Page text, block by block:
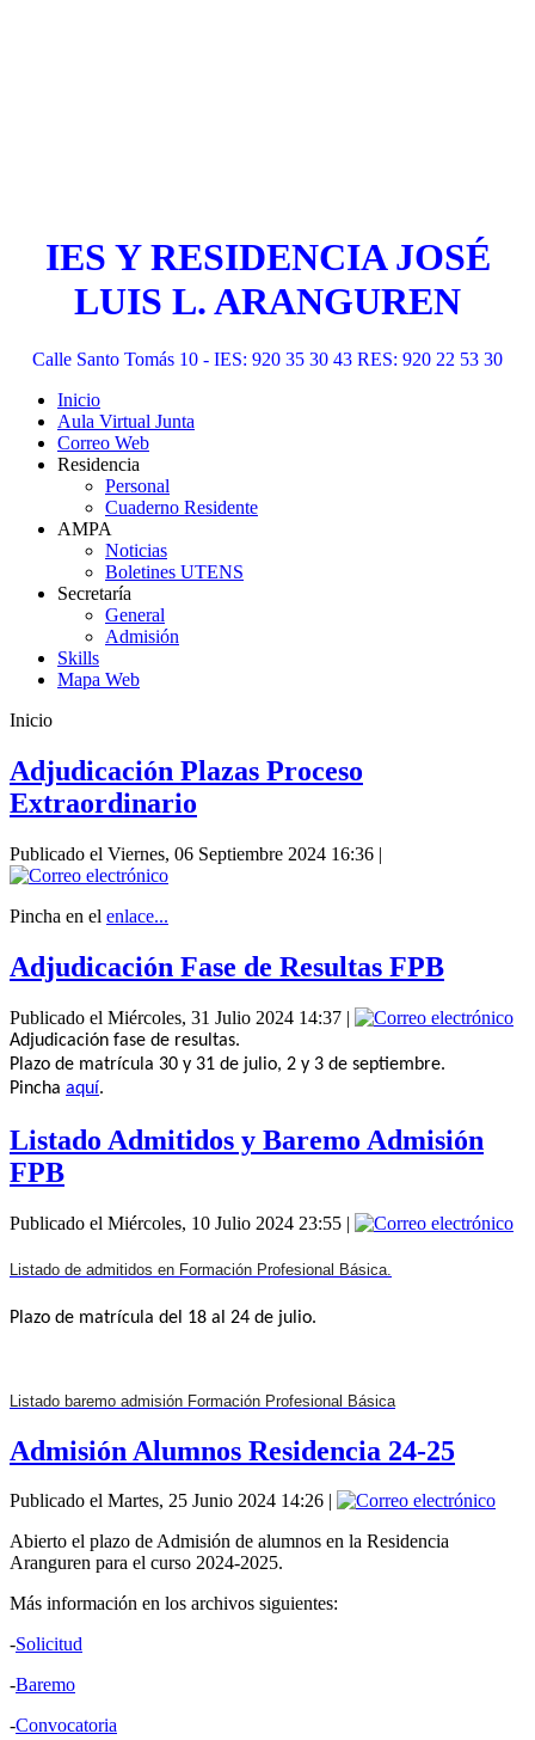
IES Y RESIDENCIA JOSÉ
LUIS L. ARANGUREN
Calle Santo Tomás 10 - IES: 920 35 30 43 RES: 920 22 53 30
Inicio
Aula Virtual Junta
Correo Web
Residencia
Personal
Cuaderno Residente
AMPA
Noticias
Boletines UTENS
Secretaría
General
Admisión
Skills
Mapa Web
Inicio
Adjudicación Plazas Proceso
Extraordinario
Publicado el Viernes, 06 Septiembre 2024 16:36 |
Pincha en el enlace...
Adjudicación Fase de Resultas FPB
Publicado el Miércoles, 31 Julio 2024 14:37 |
Adjudicación fase de resultas.
Plazo de matrícula 30 y 31 de julio, 2 y 3 de septiembre.
Pincha aquí.
Listado Admitidos y Baremo Admisión
FPB
Publicado el Miércoles, 10 Julio 2024 23:55 |
Listado de admitidos en Formación Profesional Básica.
Plazo de matrícula del 18 al 24 de julio.
Listado baremo admisión Formación Profesional Básica
Admisión Alumnos Residencia 24-25
Publicado el Martes, 25 Junio 2024 14:26 |
Abierto el plazo de Admisión de alumnos en la Residencia
Aranguren para el curso 2024-2025.
Más información en los archivos siguientes:
-Solicitud
-Baremo
-Convocatoria